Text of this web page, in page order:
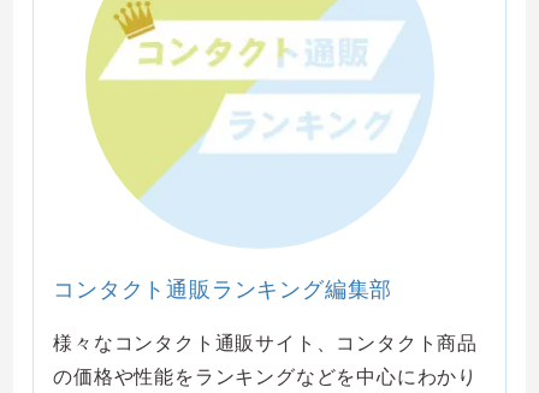
コンタクト通販ランキング編集部
様々なコンタクト通販サイト、コンタクト商品
の価格や性能をランキングなどを中心にわかり